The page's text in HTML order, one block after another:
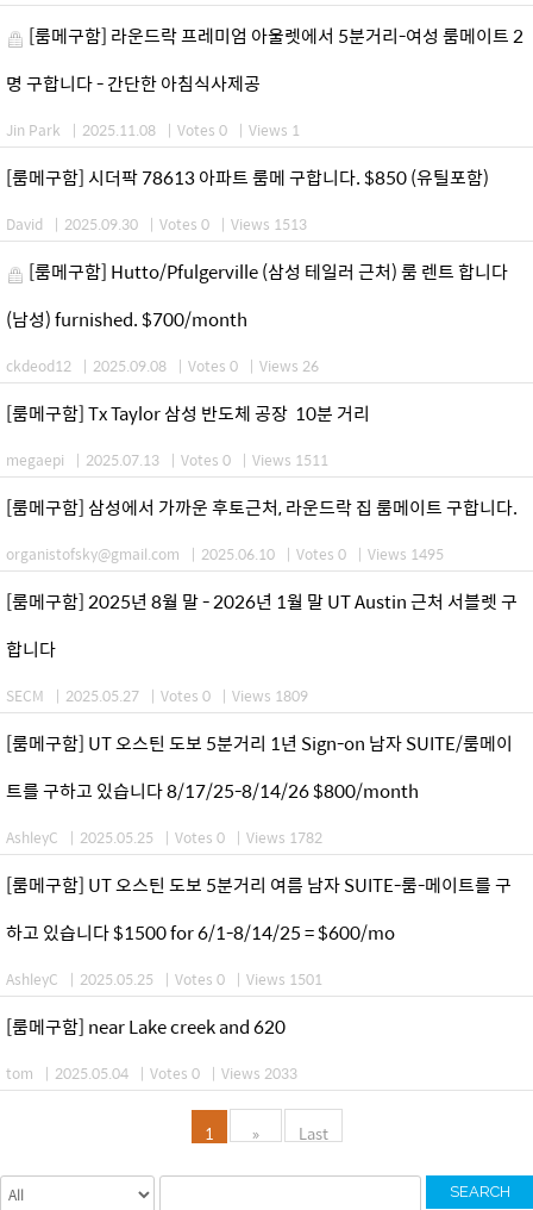
[룸메구함] 라운드락 프레미엄 아울렛에서 5분거리-여성 룸메이트 2
명 구합니다 - 간단한 아침식사제공
Jin Park | 2025.11.08 | Votes 0 | Views 1
[룸메구함] 시더팍 78613 아파트 룸메 구합니다. $850 (유틸포함)
David | 2025.09.30 | Votes 0 | Views 1513
[룸메구함] Hutto/Pfulgerville (삼성 테일러 근처) 룸 렌트 합니다
(남성) furnished. $700/month
ckdeod12 | 2025.09.08 | Votes 0 | Views 26
[룸메구함] Tx Taylor 삼성 반도체 공장 10분 거리
megaepi | 2025.07.13 | Votes 0 | Views 1511
[룸메구함] 삼성에서 가까운 후토근처, 라운드락 집 룸메이트 구합니다.
organistofsky@gmail.com | 2025.06.10 | Votes 0 | Views 1495
[룸메구함] 2025년 8월 말 - 2026년 1월 말 UT Austin 근처 서블렛 구
합니다
SECM | 2025.05.27 | Votes 0 | Views 1809
[룸메구함] UT 오스틴 도보 5분거리 1년 Sign-on 남자 SUITE/룸메이
트를 구하고 있습니다 8/17/25-8/14/26 $800/month
AshleyC | 2025.05.25 | Votes 0 | Views 1782
[룸메구함] UT 오스틴 도보 5분거리 여름 남자 SUITE-룸-메이트를 구
하고 있습니다 $1500 for 6/1-8/14/25 = $600/mo
AshleyC | 2025.05.25 | Votes 0 | Views 1501
[룸메구함] near Lake creek and 620
tom | 2025.05.04 | Votes 0 | Views 2033
1 » Last
SEARCH